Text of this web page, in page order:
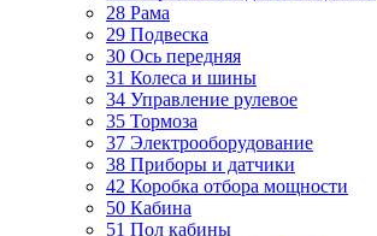
28 Рама
29 Подвеска
30 Ось передняя
31 Колеса и шины
34 Управление рулевое
35 Тормоза
37 Электрооборудование
38 Приборы и датчики
42 Коробка отбора мощности
50 Кабина
51 Пол кабины